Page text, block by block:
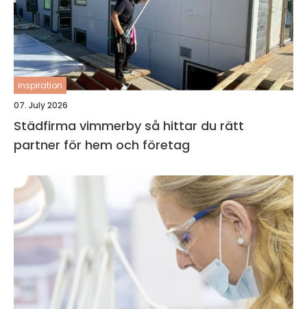
inspiration
07. July 2026
Städfirma vimmerby så hittar du rätt
partner för hem och företag